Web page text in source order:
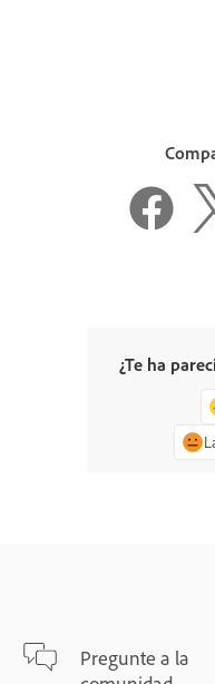
¿Te ha
Pregunte a la